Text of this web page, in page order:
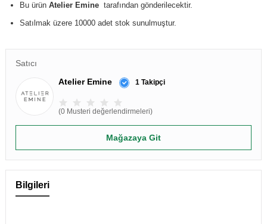
Bu ürün Atelier Emine tarafından gönderilecektir.
Satılmak üzere 10000 adet stok sunulmuştur.
Satıcı
Atelier Emine
1 Takipçi
(0 Musteri değerlendirmeleri)
Mağazaya Git
Bilgileri